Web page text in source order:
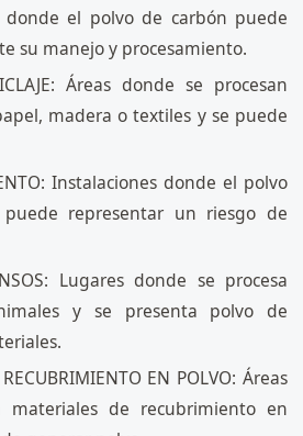
donde el polvo de carbón puede
su manejo y procesamiento.
Áreas donde se procesan
madera o textiles y se puede
Instalaciones donde el polvo
representar un riesgo de
Lugares donde se procesa
y se presenta polvo de
EN POLVO: Áreas
materiales de recubrimiento en